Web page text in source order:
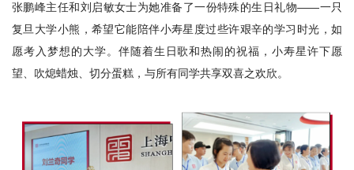
张鹏峰主任和刘启敏女士为她准备了一份特殊的生日礼物——一只
复旦大学小熊，希望它能陪伴小寿星度过些许艰辛的学习时光，如
愿考入梦想的大学。伴随着生日歌和热闹的祝福，小寿星许下愿
望、吹熄蜡烛、切分蛋糕，与所有同学共享双喜之欢欣。